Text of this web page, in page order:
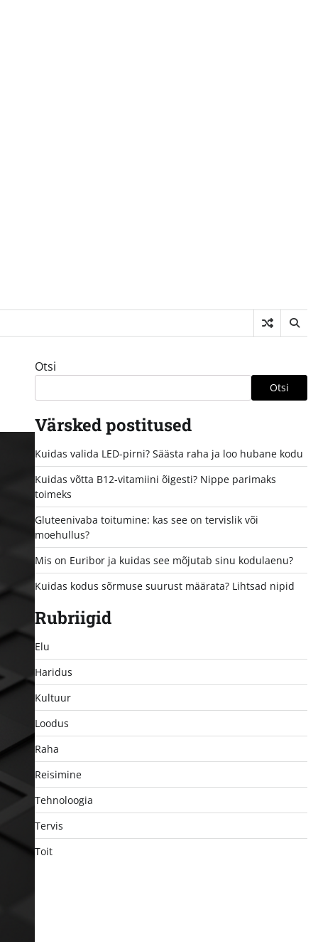
Otsi
Otsi
Värsked postitused
Kuidas valida LED-pirni? Säästa raha ja loo hubane kodu
Kuidas võtta B12-vitamiini õigesti? Nippe parimaks
toimeks
Gluteenivaba toitumine: kas see on tervislik või
moehullus?
Mis on Euribor ja kuidas see mõjutab sinu kodulaenu?
Kuidas kodus sõrmuse suurust määrata? Lihtsad nipid
Rubriigid
Elu
Haridus
Kultuur
Loodus
Raha
Reisimine
Tehnoloogia
Tervis
Toit